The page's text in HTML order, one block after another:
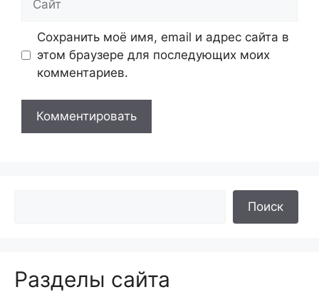
Сохранить моё имя, email и адрес сайта в
этом браузере для последующих моих
комментариев.
Поиск
Разделы сайта